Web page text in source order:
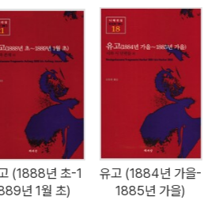
는 주체와 세계의 지배자인 초인(超人)
전통적인 규범과 신앙을 뛰어넘어 새
을 의미한다. 니체의 이런 철학은 바로
다》로 집대성됐고 철학은 철학 분야를
니즘에까지 영향을 크게 미쳤다. 《비극
희와 염세, 긍정과 부정 등을 예술적 형
시대적 고찰》(1873~1876)에서는 유럽
, 위대한 창조자인 천재를 문화의 이상
간적인, 너무나 인간적인》(1878~1880)
『화내며 살기엔 인생이 너무 짧다』 『AI
일어나지 않는다는 착각』 『개인주의를
술』 『인생에 한번은 차라투스트라』 『한
: 알프스에서 만난 차라투스트라』 『의
의』 등 다수의 저서를 집필했고, 『공산당
벌 위험사회』 『권력에의 의지』 『차라투스
우리말로 옮겼다. 다양한 매체를 통해 대
을 전하고 있다.
(1888년 초-1
년 1월 초)
유고 (1884년 가을-
1885년 가을)